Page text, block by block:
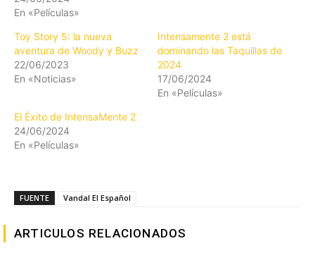
En «Películas»
Toy Story 5: la nueva
aventura de Woody y Buzz
22/06/2023
En «Noticias»
Intensamente 2 está
dominando las Taquillas de
2024
17/06/2024
En «Películas»
El Éxito de IntensaMente 2
24/06/2024
En «Películas»
FUENTE Vandal El Español
ARTICULOS RELACIONADOS